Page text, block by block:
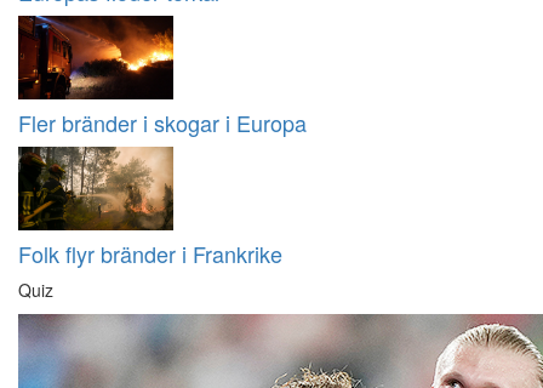
Fler bränder i skogar i Europa
Folk flyr bränder i Frankrike
Quiz